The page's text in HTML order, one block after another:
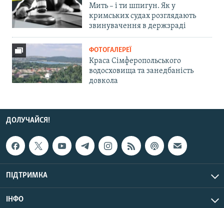
Мить – і ти шпигун. Як у
кримських судах розглядають
звинувачення в держзраді
ФОТОГАЛЕРЕЇ
Краса Сімферопольського
водосховища та занедбаність
довкола
ДОЛУЧАЙСЯ!
ПІДТРИМКА
ІНФО